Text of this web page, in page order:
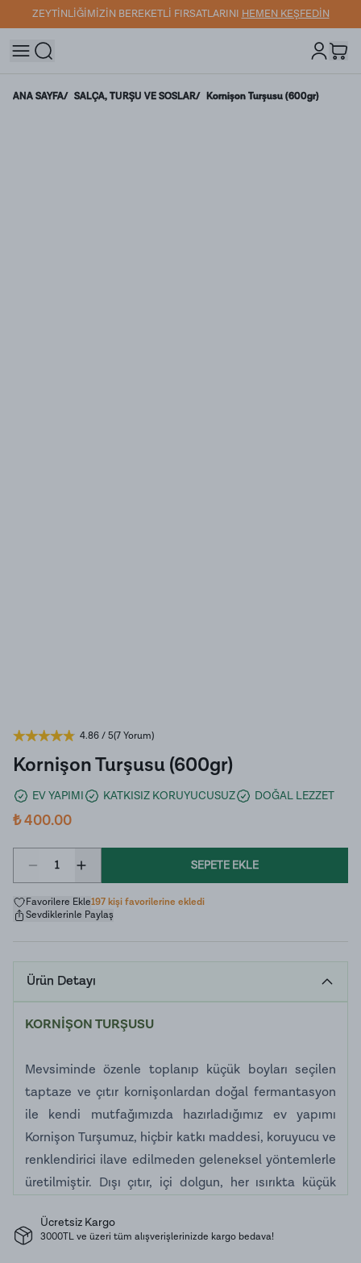
ZEYTİNLİĞİMİZİN BEREKETLİ FIRSATLARINI HEMEN KEŞFEDİN
ANA SAYFA/ SALÇA, TURŞU VE SOSLAR/ Kornişon Turşusu (600gr)
4.86 / 5(7 Yorum)
Kornişon Turşusu (600gr)
EV YAPIMI KATKISIZ KORUYUCUSUZ DOĞAL LEZZET
₺ 400.00
1 SEPETE EKLE
Favorilere Ekle197 kişi favorilerine ekledi
Sevdiklerinle Paylaş
Ürün Detayı
KORNİŞON TURŞUSU
Mevsiminde özenle toplanıp küçük boyları seçilen
taptaze ve çıtır kornişonlardan doğal fermantasyon
ile kendi mutfağımızda hazırladığımız ev yapımı
Kornişon Turşumuz, hiçbir katkı maddesi, koruyucu ve
renklendirici ilave edilmeden geleneksel yöntemlerle
üretilmiştir. Dışı çıtır, içi dolgun, her ısırıkta küçük
turşumuz sofralarınıza tazelik katacak! Yemeklerin
yanına, burger ve sandviçlerle, salatalarda,
Ücretsiz Kargo
3000TL ve üzeri tüm alışverişlerinizde kargo bedava!